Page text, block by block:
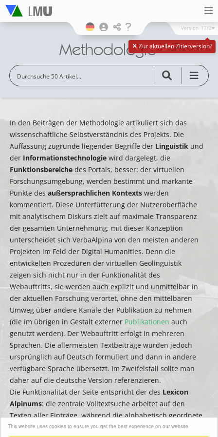
This website uses cookies to ensure you get the best experience on our website.
Zur aktuellen Zitierversion?
Version 17/2
Methodologie
In den Beiträgen der Methodologie artikuliert sich das
wissenschaftliche Selbstverständnis des Projekts. Die
Auffassung zugrunde liegender Begriffe der Linguistik und
der Informationstechnologie wird dargelegt, die
Funktionsbereiche des Portals, besser: der virtuellen
Forschungsumgebung, werden bestimmt und markante
Punkte des außersprachlichen Kontexts werden
kommentiert. Diese Unterfütterung der Nutzeroberfläche
mit analytischem Diskurs zielt auf maximale Transparenz
der gesamten Unternehmung; mit dieser Konzeption
unterscheidet sich VerbaAlpina von den meisten anderen
Projekten im Feld der Digital Humanities. Denn die
entwickelten Prozeduren der virtuellen Geolinguistik
zeigen sich nicht nur in der Funktionalität des
Webauftritts, sie werden auch explizit und unmittelbar in
der aktuellen Forschung verortet, ohne den mittelbaren
Umweg über andere Kanäle der Publikation zu nehmen
(die im übrigen in Gestalt externer Publikationen auch
genutzt werden). Der Webauftritt erfolgt in mehreren
Sprachen. Die allermeisten Textbeiträge wurden jedoch
ursprünglich auf Deutsch formuliert und dann in andere
verfügbare Sprache übersetzt. Im Zweifelsfall sollte man
daher auf die deutsche Version referenzieren.
Die Funktionalität der Seite entspricht der des Lexicon
Alpinums: die zentrale Volltextsuche arbeitet auf den
Texten aller Einträge, während die alphabetisch geordnete
Seitenleiste zum Filtern bzw. zur schnellen Suche nach